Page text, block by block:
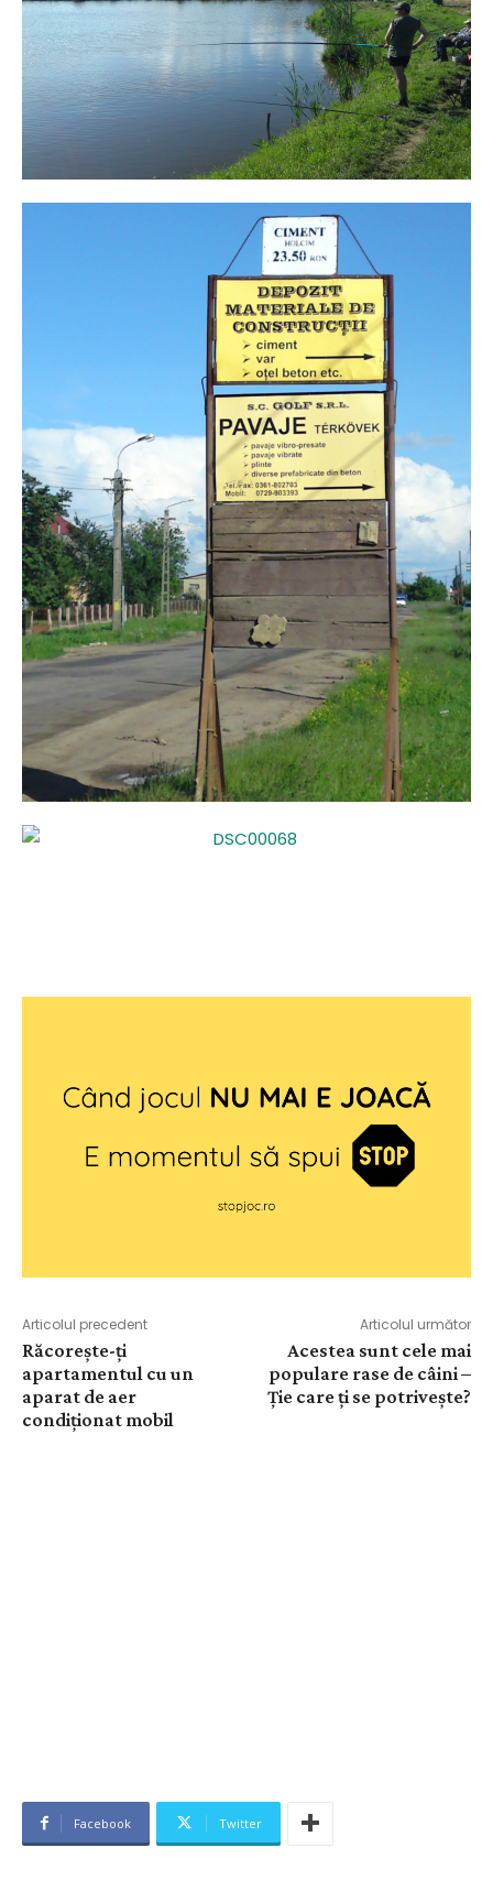
Articolul precedent
Răcorește-ți
apartamentul cu un
aparat de aer
condiționat mobil
Articolul următor
Acestea sunt cele mai
populare rase de câini –
Ție care ți se potrivește?
Facebook Twitter